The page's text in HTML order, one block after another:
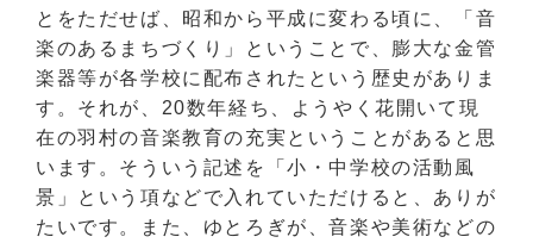
とをただせば、昭和から平成に変わる頃に、「音
楽のあるまちづくり」ということで、膨大な金管
楽器等が各学校に配布されたという歴史がありま
す。それが、20数年経ち、ようやく花開いて現
在の羽村の音楽教育の充実ということがあると思
います。そういう記述を「小・中学校の活動風
景」という項などで入れていただけると、ありが
たいです。また、ゆとろぎが、音楽や美術などの